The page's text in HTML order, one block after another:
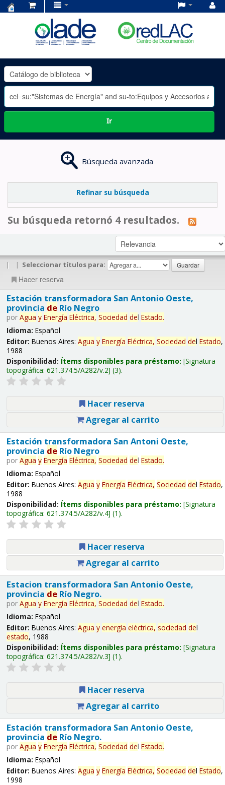
OLADE
-
Ir
Búsqueda avanzada
Refinar su búsqueda
Su búsqueda retornó 4 resultados.
| | Seleccionar títulos para:
Hacer reserva
Estación transformadora San Antonio Oeste,
provincia deRío Negro
por Agua y Energía Eléctrica, Sociedad del Estado.
Idioma: Español
Editor: Buenos Aires: Agua y Energía Eléctrica, Sociedad del Estado,
1988
Disponibilidad: Ítems disponibles para préstamo: Signatura
topográfica: 621.374.5/A282/v.2 (3).
Hacer reserva
Agregar al carrito
Estación transformadora San Antoni Oeste,
provincia deRío Negro
por Agua y Energía Eléctrica, Sociedad del Estado.
Idioma: Español
Editor: Buenos Aires: Agua y Energía Eléctrica, Sociedad del Estado,
1988
Disponibilidad: Ítems disponibles para préstamo: Signatura
topográfica: 621.374.5/A282/v.4 (1).
Hacer reserva
Agregar al carrito
Estacion transformadora San Antonio Oeste,
provincia deRío Negro.
por Agua y Energía Eléctrica, Sociedad del Estado.
Idioma: Español
Editor: Buenos Aires: Agua y energía eléctrica, sociedad del
estado, 1988
Disponibilidad: Ítems disponibles para préstamo: Signatura
topográfica: 621.374.5/A282/v.3 (1).
Hacer reserva
Agregar al carrito
Estación transformadora San Antonio Oeste,
provincia deRío Negro.
por Agua y Energía Eléctrica, Sociedad del Estado.
Idioma: Español
Editor: Buenos Aires: Agua y Energía Eléctrica, Sociedad del Estado,
1998